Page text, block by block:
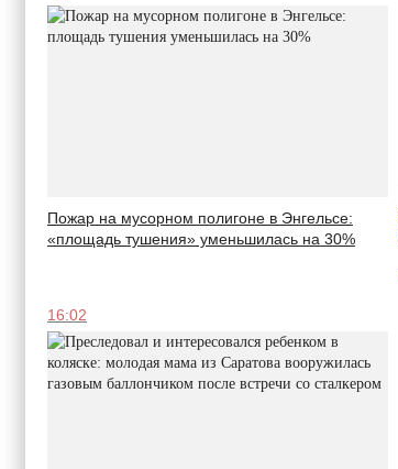
Пожар на мусорном полигоне в Энгельсе:
«площадь тушения» уменьшилась на 30%
16:02